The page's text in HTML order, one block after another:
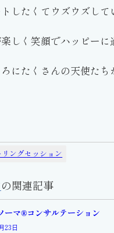
したくてウズウズし
しく笑顔でハッピー
にたくさんの天使た
リングセッション
の関連記事
ーマ®コンサルテーション
23日